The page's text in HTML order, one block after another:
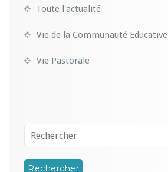
Toute l'actualité
Vie de la Communauté Educative
Vie Pastorale